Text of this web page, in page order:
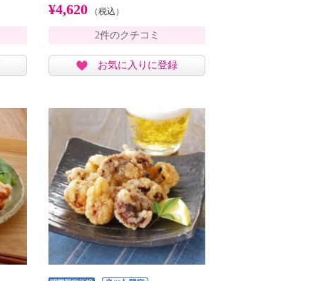
¥4,620 （税込）
2件のクチコミ
お気に入りに登録